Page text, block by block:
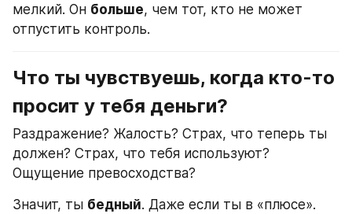
мелкий. Он больше, чем тот, кто не может
отпустить контроль.
Что ты чувствуешь, когда кто-то
просит у тебя деньги?
Раздражение? Жалость? Страх, что теперь ты
должен? Страх, что тебя используют?
Ощущение превосходства?
Значит, ты бедный. Даже если ты в «плюсе».